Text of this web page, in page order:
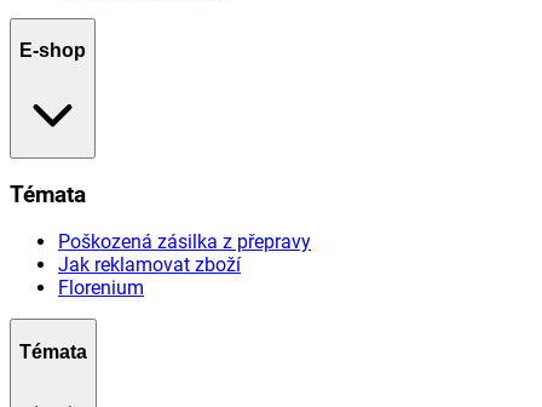
E-shop
Témata
Poškozená zásilka z přepravy
Jak reklamovat zboží
Florenium
Témata